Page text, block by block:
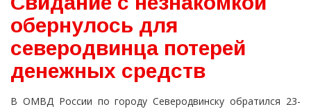
обернулось для
северодвинца потерей
денежных средств
В ОМВД России по городу Северодвинску обратился 23-